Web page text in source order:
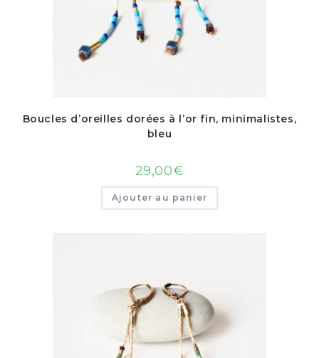
Boucles d’oreilles dorées à l’or fin, minimalistes,
bleu
29,00€
Ajouter au panier